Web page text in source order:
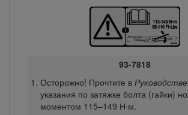
93-7818
Осторожно! Прочтите в
указания по затяжке болта (гайки)
моментом 115–149 Н∙м.